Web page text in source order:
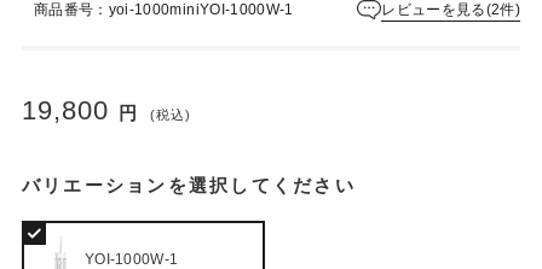
商品番号：yoi-1000miniYOI-1000W-1 レビューを見る(2件)
19,800 円 (税込)
バリエーションを選択してください
YOI-1000W-1